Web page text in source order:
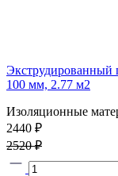
Экструдированный
100 мм, 2.77 м2
Изоляционные
2440 ₽
2520 ₽